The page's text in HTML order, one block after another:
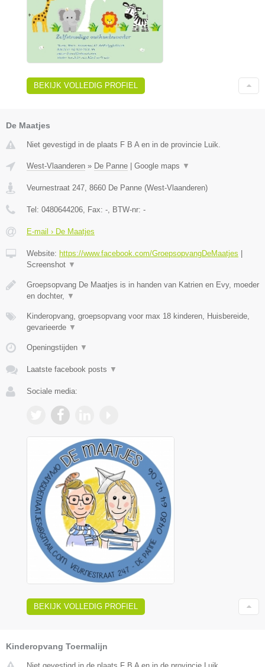
BEKIJK VOLLEDIG PROFIEL
De Maatjes
Niet gevestigd in de plaats F B A en in de provincie Luik.
West-Vlaanderen » De Panne Google maps ▼
Veurnestraat 247, 8660 De Panne (West-Vlaanderen)
Tel: 0480644206, Fax: -, BTW-nr: -
E-mail › De Maatjes
Website: https://www.facebook.com/GroepsopvangDeMaatjes
Screenshot ▼
Groepsopvang De Maatjes is in handen van Katrien en Evy, moeder
en dochter, ▼
Kinderopvang, groepsopvang voor max 18 kinderen, Huisbereide,
gevarieerde ▼
Openingstijden ▼
Laatste facebook posts ▼
Sociale media:
BEKIJK VOLLEDIG PROFIEL
Kinderopvang Toermalijn